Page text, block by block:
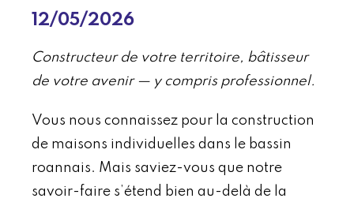
12/05/2026
Constructeur de votre territoire, bâtisseur
de votre avenir — y compris professionnel.
Vous nous connaissez pour la construction
de maisons individuelles dans le bassin
roannais. Mais saviez-vous que notre
savoir-faire s’étend bien au-delà de la